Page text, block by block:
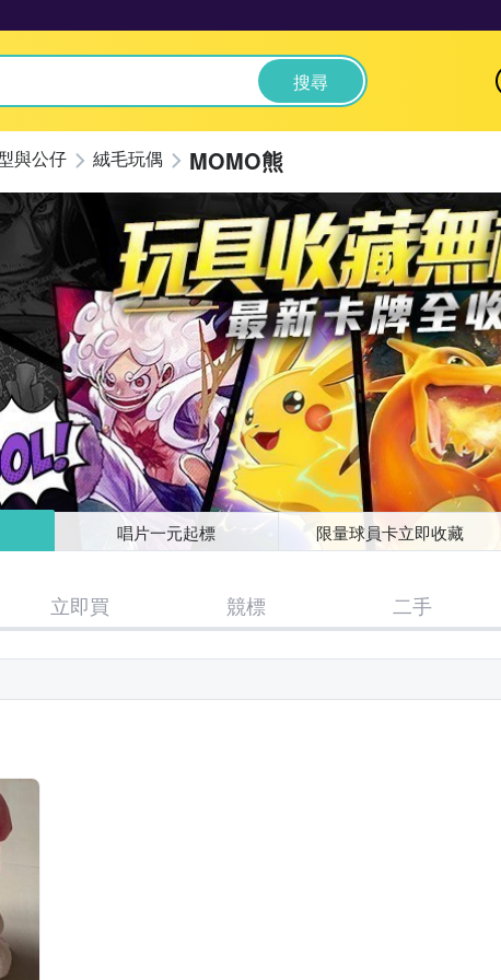
搜尋
與公仔 絨毛玩偶 MOMO熊
唱片一元起標 限量球員卡立即收藏
立即買 競標 二手